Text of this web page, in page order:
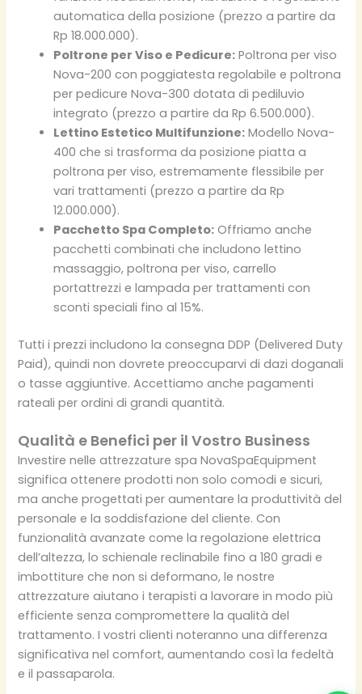
automatica della posizione (prezzo a partire da
Rp 18.000.000).
Poltrone per Viso e Pedicure: Poltrona per viso
Nova-200 con poggiatesta regolabile e poltrona
per pedicure Nova-300 dotata di pediluvio
integrato (prezzo a partire da Rp 6.500.000).
Lettino Estetico Multifunzione: Modello Nova-
400 che si trasforma da posizione piatta a
poltrona per viso, estremamente flessibile per
vari trattamenti (prezzo a partire da Rp
12.000.000).
Pacchetto Spa Completo: Offriamo anche
pacchetti combinati che includono lettino
massaggio, poltrona per viso, carrello
portattrezzi e lampada per trattamenti con
sconti speciali fino al 15%.
Tutti i prezzi includono la consegna DDP (Delivered Duty
Paid), quindi non dovrete preoccuparvi di dazi doganali
o tasse aggiuntive. Accettiamo anche pagamenti
rateali per ordini di grandi quantità.
Qualità e Benefici per il Vostro Business
Investire nelle attrezzature spa NovaSpaEquipment
significa ottenere prodotti non solo comodi e sicuri,
ma anche progettati per aumentare la produttività del
personale e la soddisfazione del cliente. Con
funzionalità avanzate come la regolazione elettrica
dell’altezza, lo schienale reclinabile fino a 180 gradi e
imbottiture che non si deformano, le nostre
attrezzature aiutano i terapisti a lavorare in modo più
efficiente senza compromettere la qualità del
trattamento. I vostri clienti noteranno una differenza
significativa nel comfort, aumentando così la fedeltà
e il passaparola.